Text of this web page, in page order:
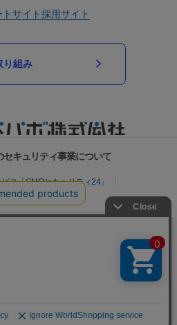
サイト採用サイト
り組み
キュリティ事業について
ス「GMOセキュリティ24」
スク診断
）